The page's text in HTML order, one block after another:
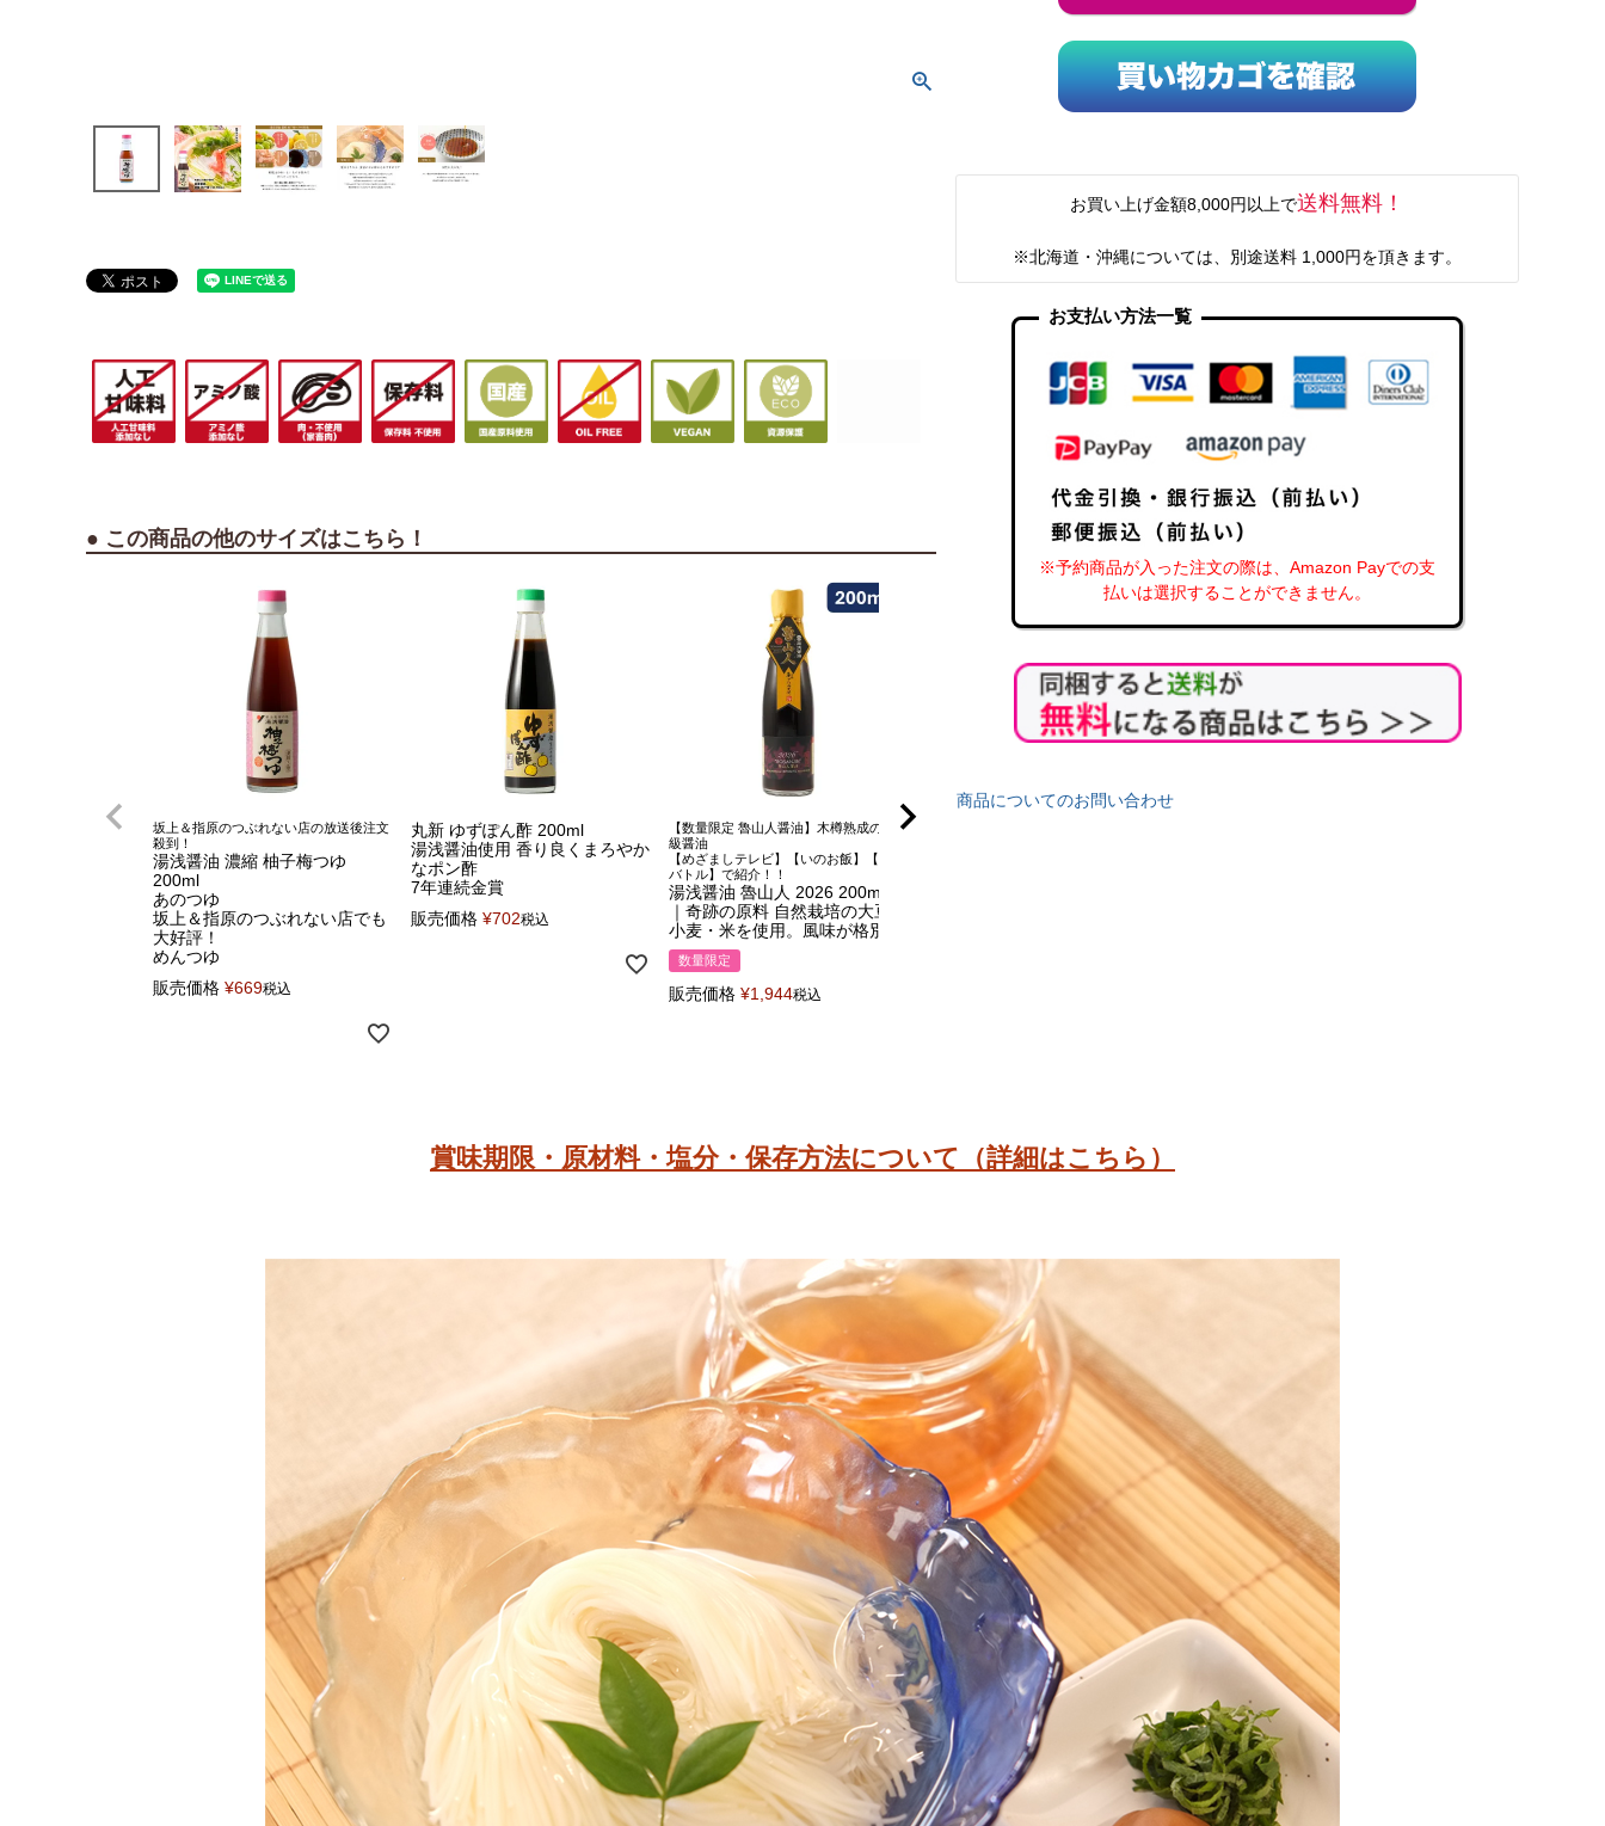
● この商品の他のサイズはこちら！
坂上＆指原のつぶれない店の放送後注文
殺到！
湯浅醤油 濃縮 柚子梅つゆ
200ml
あのつゆ
坂上＆指原のつぶれない店でも
大好評！
めんつゆ
販売価格 ¥669税込
丸新 ゆずぽん酢 200ml
湯浅醤油使用 香り良くまろやか
なポン酢
7年連続金賞
販売価格 ¥702税込
【数量限定 魯山人醤油】木樽熟成の高
級醤油
【めざましテレビ】【いのお飯】【ごち
バトル】で紹介！！
湯浅醤油 魯山人 2026 200ml
｜奇跡の原料 自然栽培の大豆・
小麦・米を使用。風味が格別
数量限定
販売価格 ¥1,944税込
お買い上げ金額8,000円以上で送料無料！
※北海道・沖縄については、別途送料 1,000円を頂きます。
お支払い方法一覧
※予約商品が入った注文の際は、Amazon Payでの支
払いは選択することができません。
商品についてのお問い合わせ
賞味期限・原材料・塩分・保存方法について（詳細はこちら）